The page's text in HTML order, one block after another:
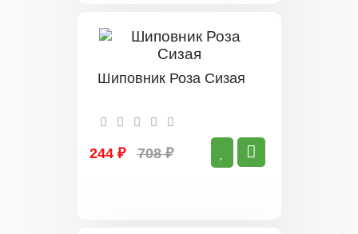
Шиповник Роза Сизая
244 ₽ 708 ₽